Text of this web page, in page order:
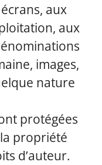
aux
aux
images,
nature
protégées
propriété
d’auteur.